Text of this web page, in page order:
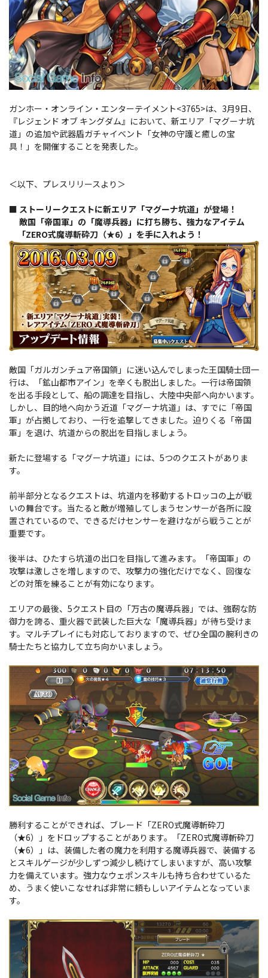
ガンホー・オンライン・エンターテイメント<3765>は、3月9日、
『レジェンド オブ キングダム』において、新エリア「マグーナ坑
道」の追加や武器盾ガチャイベント「女神の守護と癒しの宝
具！」を開催することを発表した。
＜以下、プレスリリースより＞
■ ストーリークエストに新エリア「マグーナ坑道」が登場！
敵国「帝国軍」の「魔導兵器」に打ち勝ち、強力なアイテム
「ZERO式魔導斬砕刀（★6）」を手に入れよう！
敵国「ガルガンチュア帝国領」に迷い込んでしまった王国騎士団一
行は、「鉱山都市アイン」を辛くも脱出しました。一行は帝国領
を出る手段として、船の調達を目指し、大陸中央部へ向かいます。
しかし、目的地へ向かう近道「マグーナ坑道」は、すでに「帝国
軍」が占拠しており、一行を追撃してきました。迫りくる「帝国
軍」を退け、坑道からの脱出を目指しましょう。
新たに登場する「マグーナ坑道」には、5つのクエストがありま
す。
前半部分となるクエストは、坑道内を移動するトロッコの上が戦
いの舞台です。当たると敵が増殖してしまうセンサーが各所に設
置されているので、できるだけセンサーを避けながら戦うことが
重要です。
後半は、ひたすら坑道の出口を目指して進みます。「帝国軍」の
攻撃は激しさを増しますので、攻撃力の強化だけでなく、回復な
どの対策を練ることが有効になります。
エリアの最後、5クエスト目の「万古の魔導兵器」では、強靭な防
御力を誇る、重火器で武装した巨大な「魔導兵器」が待ち受けま
す。マルチプレイにも対応しておりますので、ぜひ全国の腕利きの
騎士たちと協力して立ち向かいましょう。
勝利することができれば、ブレード「ZERO式魔導斬砕刀
（★6）」をドロップすることがあります。「ZERO式魔導斬砕刀
（★6）」は、装備した者の魔力を利用する魔導兵器で、装備する
とスキルゲージが少しずつ減少し続けてしまいますが、高い攻撃
力を備えています。強力なウェポンスキルも持ち合わせているた
め、うまく使いこなせれば非常に頼もしいアイテムとなっていま
す。